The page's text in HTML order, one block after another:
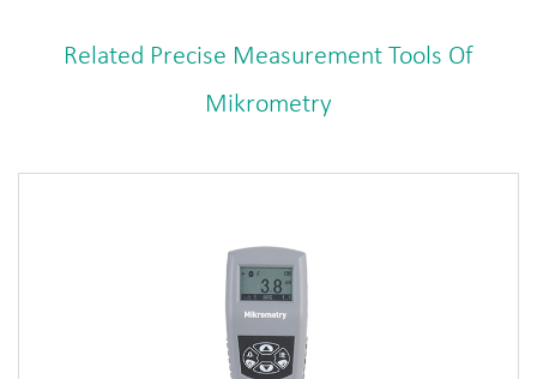
Related Precise Measurement Tools Of
Mikrometry